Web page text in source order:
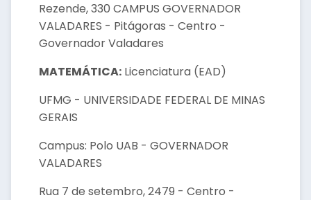
Rezende, 330 CAMPUS GOVERNADOR
VALADARES - Pitágoras - Centro -
Governador Valadares
MATEMÁTICA: Licenciatura (EAD)
UFMG - UNIVERSIDADE FEDERAL DE MINAS
GERAIS
Campus: Polo UAB - GOVERNADOR
VALADARES
Rua 7 de setembro, 2479 - Centro -